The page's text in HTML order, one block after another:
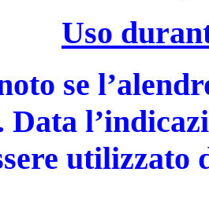
Uso
se
Data
utilizzato